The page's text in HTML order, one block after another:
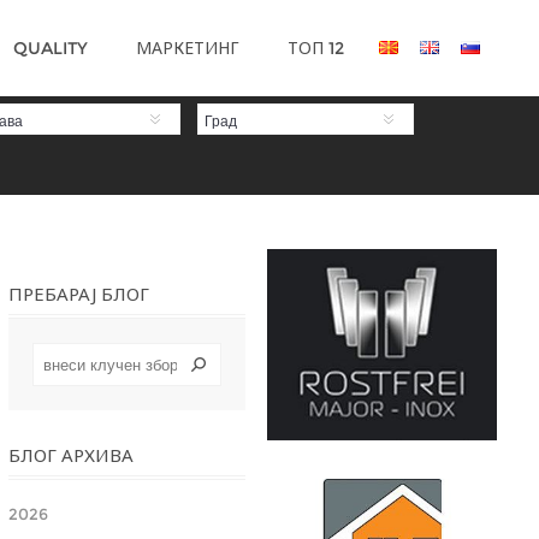
QUALITY МАРКЕТИНГ ТОП 12
Град
ПРЕБАРАЈ БЛОГ
БЛОГ АРХИВА
2026